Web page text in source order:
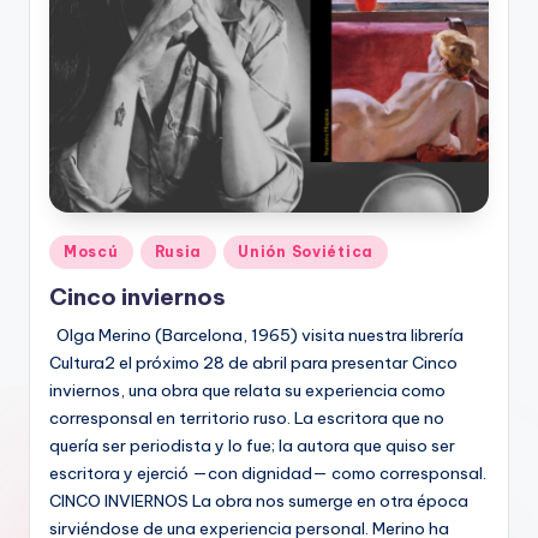
Publicado
en
Moscú Rusia Unión Soviética
Cinco inviernos
Olga Merino (Barcelona, 1965) visita nuestra librería
Cultura2 el próximo 28 de abril para presentar Cinco
inviernos, una obra que relata su experiencia como
corresponsal en territorio ruso. La escritora que no
quería ser periodista y lo fue; la autora que quiso ser
escritora y ejerció —con dignidad— como corresponsal.
CINCO INVIERNOS La obra nos sumerge en otra época
sirviéndose de una experiencia personal. Merino ha